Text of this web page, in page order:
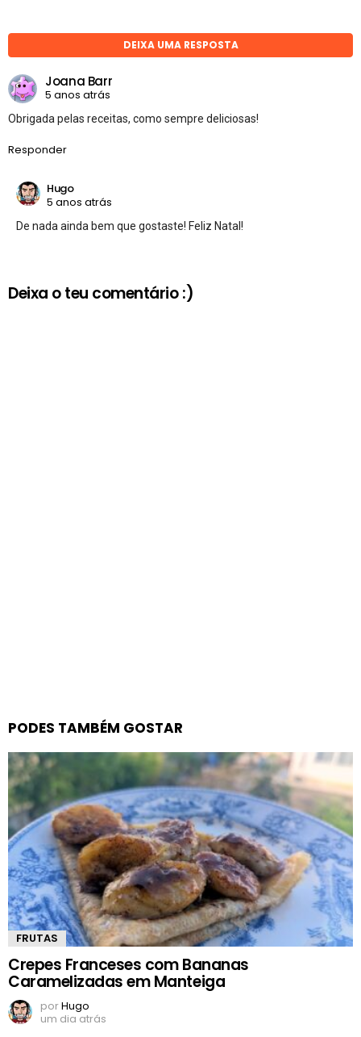
DEIXA UMA RESPOSTA
Joana Barr
5 anos atrás
Obrigada pelas receitas, como sempre deliciosas!
Responder
Hugo
5 anos atrás
De nada ainda bem que gostaste! Feliz Natal!
Deixa o teu comentário :)
PODES TAMBÉM GOSTAR
FRUTAS
Crepes Franceses com Bananas
Caramelizadas em Manteiga
porHugo
um dia atrás